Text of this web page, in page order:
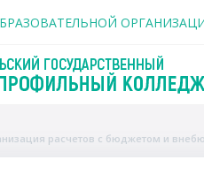
расчетов с бюджетом и